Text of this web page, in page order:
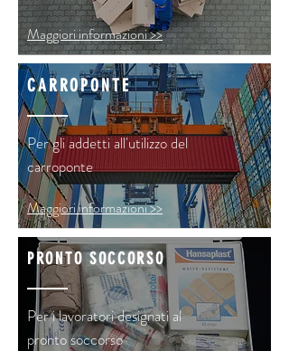
Maggiori informazioni >>
CARROPONTE
Per gli addetti all'utilizzo del
carroponte
Maggiori informazioni >>
PRONTO SOCCORSO
Per i lavoratori designati al
pronto soccorso